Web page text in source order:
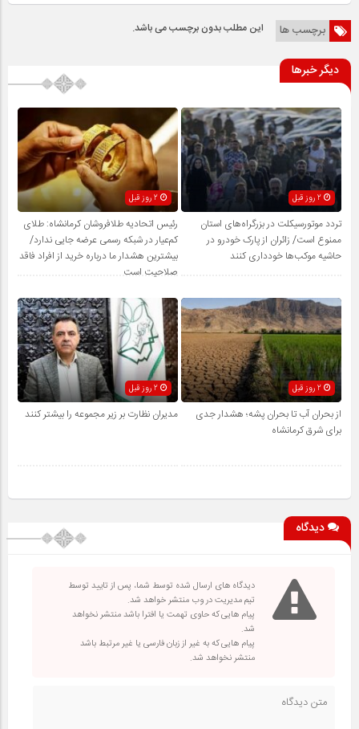
برچسب ها این مطلب بدون برچسب می باشد.
دیگر خبرها
2 روز قبل
تردد موتورسیکلت در بزرگراه‌های استان
ممنوع است/ زائران از پارک خودرو در
حاشیه موکب‌ها خودداری کنند
رئیس اتحادیه طلافروشان کرمانشاه: طلای
کم‌عیار در شبکه رسمی عرضه جایی ندارد/
بیشترین هشدار ما درباره خرید از افراد فاقد
صلاحیت است
2 روز قبل
از بحران آب تا بحران پشه؛ هشدار جدی
برای شرق کرمانشاه
مدیران نظارت بر زیر مجموعه را بیشتر کنند
دیدگاه
دیدگاه های ارسال شده توسط شما، پس از تایید توسط
تیم مدیریت در وب منتشر خواهد شد.
پیام هایی که حاوی تهمت یا افترا باشد منتشر نخواهد
شد.
پیام هایی که به غیر از زبان فارسی یا غیر مرتبط باشد
منتشر نخواهد شد.